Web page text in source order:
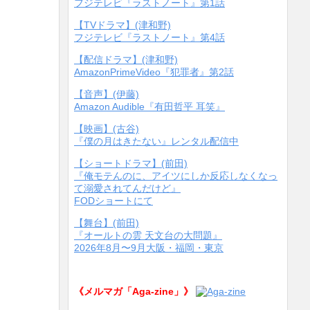
フジテレビ『ラストノート』第1話
【TVドラマ】(津和野)
フジテレビ『ラストノート』第4話
【配信ドラマ】(津和野)
AmazonPrimeVideo『犯罪者』第2話
【音声】(伊藤)
Amazon Audible『有田哲平 耳笑』
【映画】(古谷)
『僕の月はきたない』レンタル配信中
【ショートドラマ】(前田)
『俺モテんのに、アイツにしか反応しなくなっ
て溺愛されてんだけど』
FODショートにて
【舞台】(前田)
『オールトの雲 天文台の大問題』
2026年8月〜9月大阪・福岡・東京
《メルマガ「Aga-zine」》